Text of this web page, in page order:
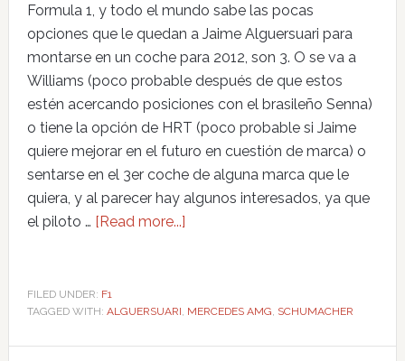
Formula 1, y todo el mundo sabe las pocas
opciones que le quedan a Jaime Alguersuari para
montarse en un coche para 2012, son 3. O se va a
Williams (poco probable después de que estos
estén acercando posiciones con el brasileño Senna)
o tiene la opción de HRT (poco probable si Jaime
quiere mejorar en el futuro en cuestión de marca) o
sentarse en el 3er coche de alguna marca que le
quiera, y al parecer hay algunos interesados, ya que
el piloto … [Read more...]
FILED UNDER: F1
TAGGED WITH: ALGUERSUARI MERCEDES AMG SCHUMACHER